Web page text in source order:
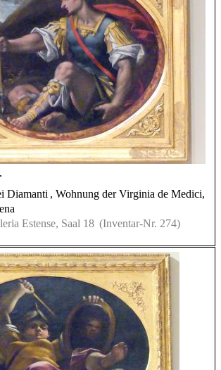
Diamanti , Wohnung der Virginia de Medici,
Estense, Saal 18 (Inventar-Nr. 274)